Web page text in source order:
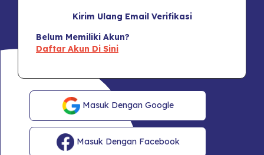
Kirim Ulang Email Verifikasi
Belum Memiliki Akun?
Daftar Akun Di Sini
Masuk Dengan Google
Masuk Dengan Facebook